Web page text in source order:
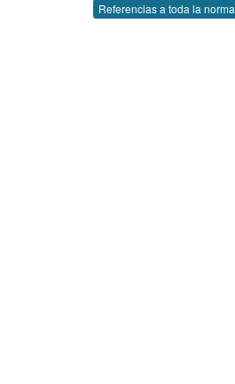
Referencias a toda la norma